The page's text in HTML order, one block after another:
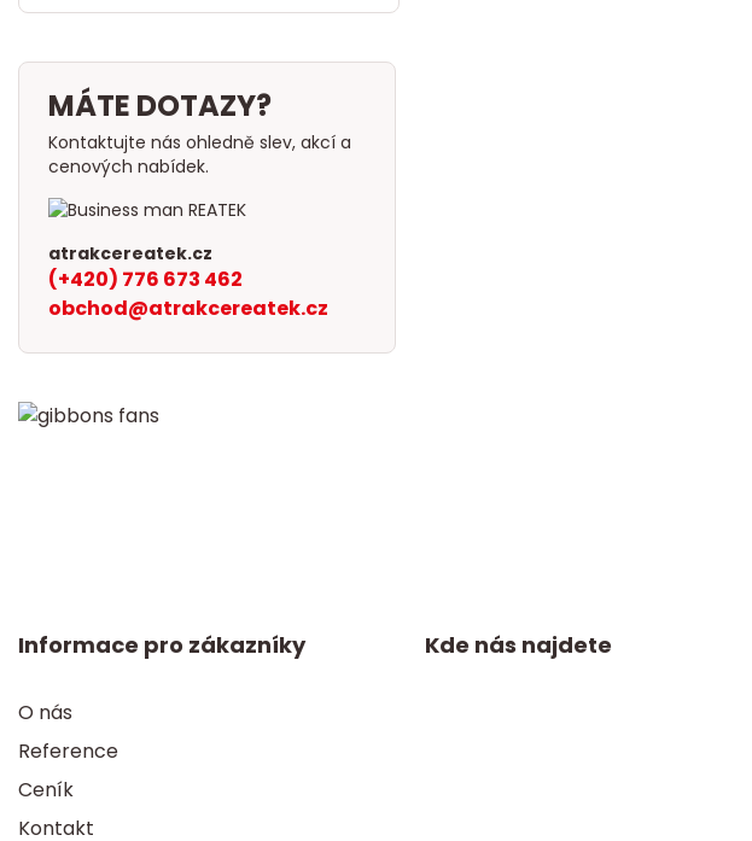
MÁTE DOTAZY?
Kontaktujte nás ohledně slev, akcí a
cenových nabídek.
atrakcereatek.cz
(+420) 776 673 462
obchod@atrakcereatek.cz
Informace pro zákazníky
O nás
Reference
Ceník
Kontakt
Kde nás najdete